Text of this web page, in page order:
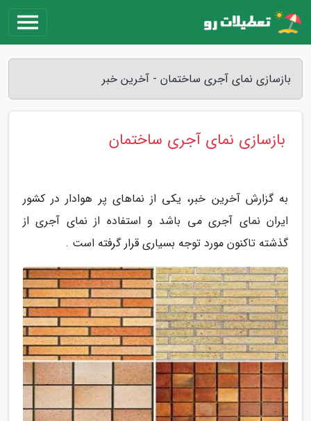
بازسازی نمای آجری ساختمان - آخرین خبر
بازسازی نمای آجری ساختمان
به گزارش آخرین خبر، یکی از نماهای پر هوادار در کشور
ایران نمای آجری می باشد و استفاده از نمای آجری از
گذشته تاکنون مورد توجه بسیاری قرار گرفته است .